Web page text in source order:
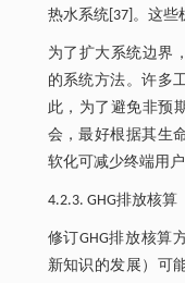
热水系统[37]。这些
为了扩大系统边界
的系统方法。许多
此，为了避免非预
会，最好根据其生
软化可减少终端用户
4.2.3. GHG排放核算
修订GHG排放核算
新知识的发展）可